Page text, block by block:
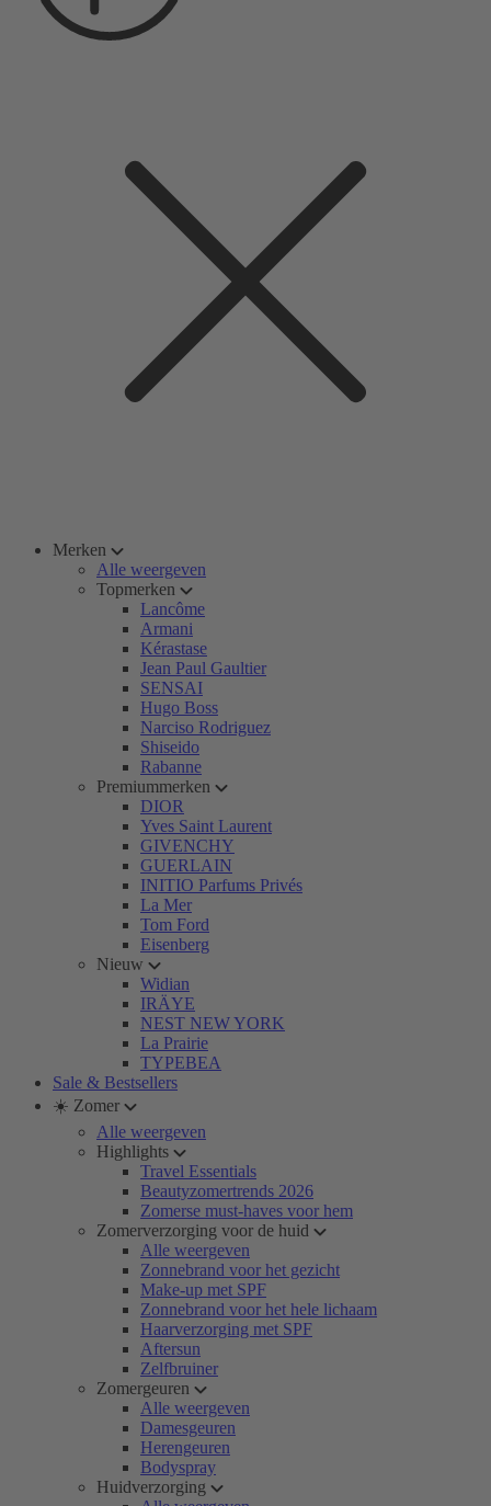
Merken
Alle weergeven
Topmerken
Lancôme
Armani
Kérastase
Jean Paul Gaultier
SENSAI
Hugo Boss
Narciso Rodriguez
Shiseido
Rabanne
Premiummerken
DIOR
Yves Saint Laurent
GIVENCHY
GUERLAIN
INITIO Parfums Privés
La Mer
Tom Ford
Eisenberg
Nieuw
Widian
IRÄYE
NEST NEW YORK
La Prairie
TYPEBEA
Sale & Bestsellers
☀️ Zomer
Alle weergeven
Highlights
Travel Essentials
Beautyzomertrends 2026
Zomerse must-haves voor hem
Zomerverzorging voor de huid
Alle weergeven
Zonnebrand voor het gezicht
Make-up met SPF
Zonnebrand voor het hele lichaam
Haarverzorging met SPF
Aftersun
Zelfbruiner
Zomergeuren
Alle weergeven
Damesgeuren
Herengeuren
Bodyspray
Huidverzorging